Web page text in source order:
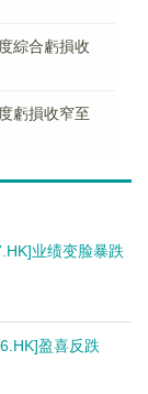
綜合虧損收
虧損收窄至
业绩变脸暴跌
盈喜反跌